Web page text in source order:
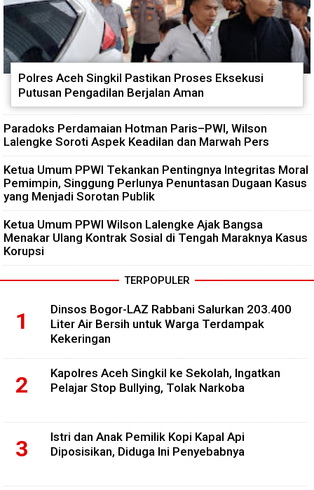
Polres Aceh Singkil Pastikan Proses Eksekusi
Putusan Pengadilan Berjalan Aman
Paradoks Perdamaian Hotman Paris–PWI, Wilson
Lalengke Soroti Aspek Keadilan dan Marwah Pers
Ketua Umum PPWI Tekankan Pentingnya Integritas Moral
Pemimpin, Singgung Perlunya Penuntasan Dugaan Kasus
yang Menjadi Sorotan Publik
Ketua Umum PPWI Wilson Lalengke Ajak Bangsa
Menakar Ulang Kontrak Sosial di Tengah Maraknya Kasus
Korupsi
TERPOPULER
Dinsos Bogor-LAZ Rabbani Salurkan 203.400
Liter Air Bersih untuk Warga Terdampak
Kekeringan
Kapolres Aceh Singkil ke Sekolah, Ingatkan
Pelajar Stop Bullying, Tolak Narkoba
Istri dan Anak Pemilik Kopi Kapal Api
Diposisikan, Diduga Ini Penyebabnya